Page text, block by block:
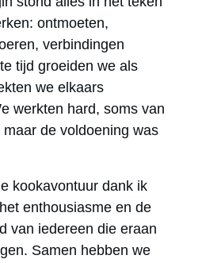
ontmoeten,
verbindingen
tijd groeiden we als
we elkaars
werkten hard, soms van
de voldoening was
kookavontuur dank ik
enthousiasme en de
van iedereen die eraan
Samen hebben we